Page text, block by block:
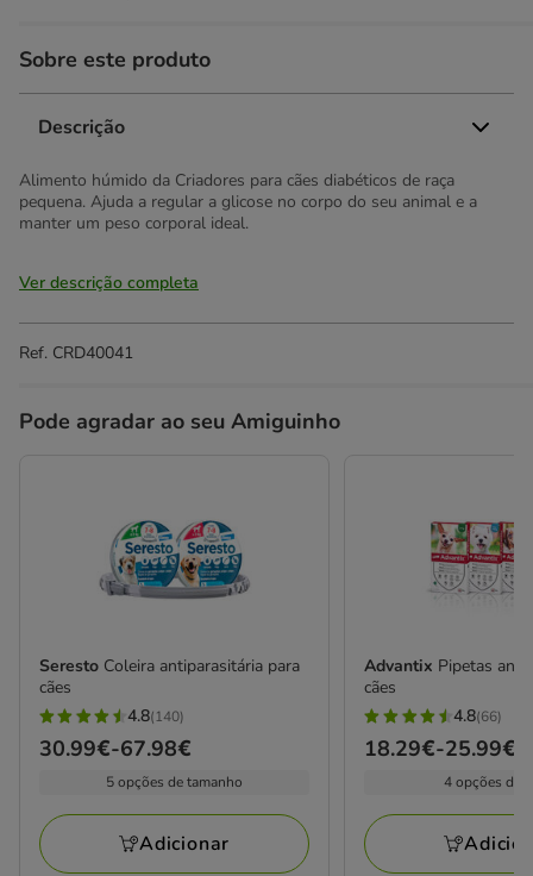
Sobre este produto
Descrição
Alimento húmido da Criadores para cães diabéticos de raça
pequena. Ajuda a regular a glicose no corpo do seu animal e a
manter um peso corporal ideal.
Ver descrição completa
Ref. CRD40041
Pode agradar ao seu Amiguinho
Seresto Coleira antiparasitária para
cães
4.8
estrelas
140
avaliações
4.8(140)
Preço
a
67.98€
30.99€-67.98€
5 opções de tamanho
Adicionar
Advantix Pipetas
cães
4.8
estrelas
66
avaliações
4.8(66)
Preço
a
25.99€
18.29€-25.99€
4 opções de